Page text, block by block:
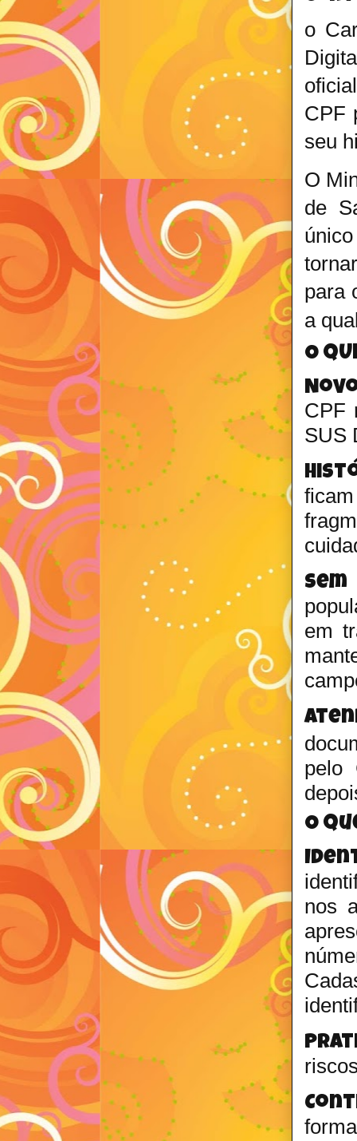
o
CPF
seu
O
de
para
a
O
CPF
SUS
Sem
em
pelo
O
nos